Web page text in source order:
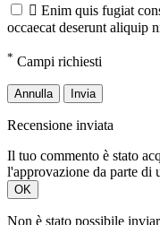
 Enim quis fugiat
occaecat deserunt aliquip
* Campi richiesti
Annulla Invia
Recensione inviata
Il tuo commento è stato
l'approvazione da parte di
OK
Non è stato possibile